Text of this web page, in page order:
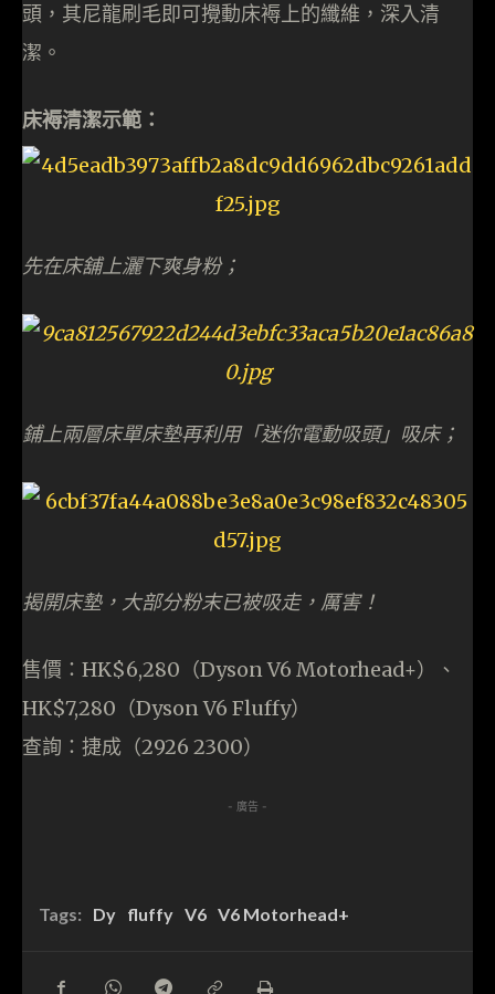
頭，其尼龍刷毛即可攪動床褥上的纖維，深入清
潔。
床褥清潔示範：
先在床舖上灑下爽身粉；
鋪上兩層床單床墊再利用「迷你電動吸頭」吸床；
揭開床墊，大部分粉末已被吸走，厲害！
售價：HK$6,280（Dyson V6 Motorhead+）、
HK$7,280（Dyson V6 Fluffy）
查詢：捷成（2926 2300）
- 廣告 -
Tags: Dy fluffy V6 V6 Motorhead+